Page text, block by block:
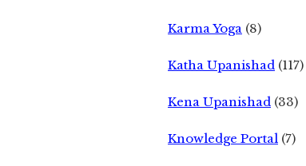
Karma Yoga (8)
Katha Upanishad (117)
Kena Upanishad (33)
Knowledge Portal (7)